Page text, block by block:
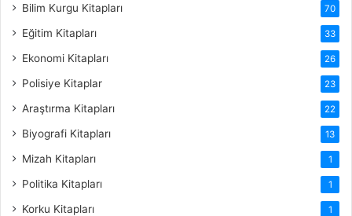
Bilim Kurgu Kitapları 70
Eğitim Kitapları 33
Ekonomi Kitapları 26
Polisiye Kitaplar 23
Araştırma Kitapları 22
Biyografi Kitapları 13
Mizah Kitapları 1
Politika Kitapları 1
Korku Kitapları 1